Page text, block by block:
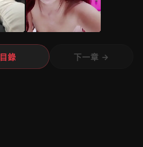
目錄 下一章 →